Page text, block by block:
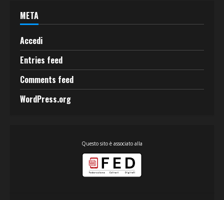
META
Accedi
Entries feed
Comments feed
WordPress.org
Questo sito è associato alla